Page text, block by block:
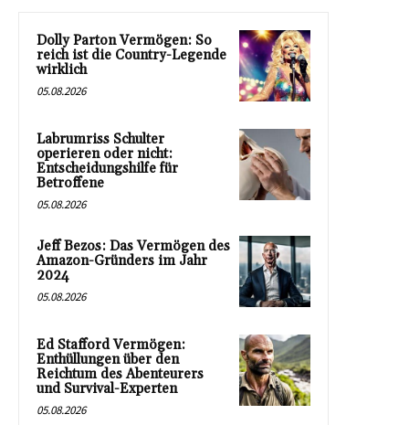
Dolly Parton Vermögen: So
reich ist die Country-Legende
wirklich
05.08.2026
Labrumriss Schulter
operieren oder nicht:
Entscheidungshilfe für
Betroffene
05.08.2026
Jeff Bezos: Das Vermögen des
Amazon-Gründers im Jahr
2024
05.08.2026
Ed Stafford Vermögen:
Enthüllungen über den
Reichtum des Abenteurers
und Survival-Experten
05.08.2026